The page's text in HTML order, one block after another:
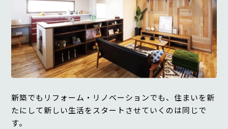
新築でもリフォーム・リノベーションでも、住まいを新
たにして新しい生活をスタートさせていくのは同じで
す。